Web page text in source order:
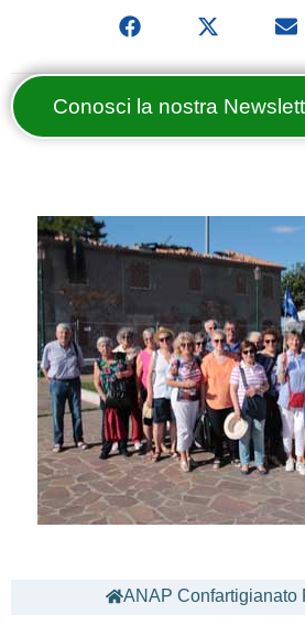
Conosci la nostra
ANAP Confartigianato